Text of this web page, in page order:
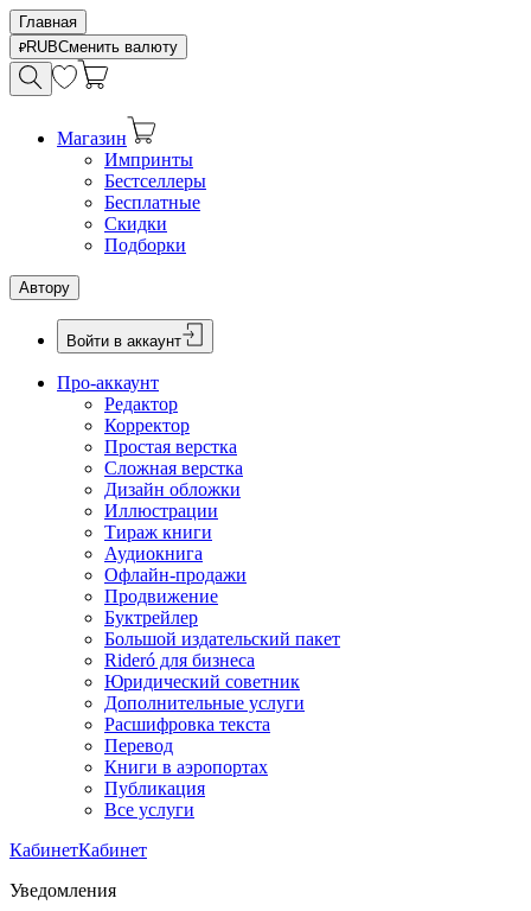
Главная
RUBСменить валюту
Магазин
Импринты
Бестселлеры
Бесплатные
Скидки
Подборки
Автору
Войти в аккаунт
Про-аккаунт
Редактор
Корректор
Простая верстка
Сложная верстка
Дизайн обложки
Иллюстрации
Тираж книги
Аудиокнига
Офлайн-продажи
Продвижение
Буктрейлер
Большой издательский пакет
Rideró для бизнеса
Юридический советник
Дополнительные услуги
Расшифровка текста
Перевод
Книги в аэропортах
Публикация
Все услуги
КабинетКабинет
Уведомления